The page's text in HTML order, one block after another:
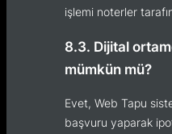
işlemi noterler
8.3. Dijital
mümkün mü?
Evet, Web Tapu
başvuru yaparak